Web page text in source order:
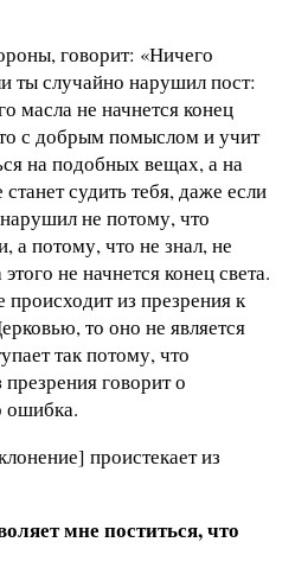
говорит: «Ничего
ты случайно нарушил пост:
масла не начнется конец
с добрым помыслом и учит
на подобных вещах, а на
судить тебя, даже если
не потому, что
а потому, что не знал, не
не начнется конец света.
из презрения к
то оно не является
так потому, что
говорит о
ошибка.
проистекает из
мне поститься, что